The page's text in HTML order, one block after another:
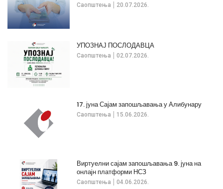
Саопштења 20.07.2026.
Саопштења 02.07.2026.
УПОЗНАЈ ПОСЛОДАВЦА
Саопштења 15.06.2026.
17. јуна Сајам запошљавања у Алибунару
Саопштења 04.06.2026.
Виртуелни сајам запошљавања 9. јуна на
онлајн платформи НСЗ